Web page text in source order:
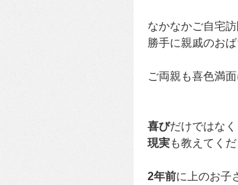
なかなかご自宅
勝手に親戚のお
ご両親も喜色満
喜びだけではなく
現実も教えてく
2年前に上のお子